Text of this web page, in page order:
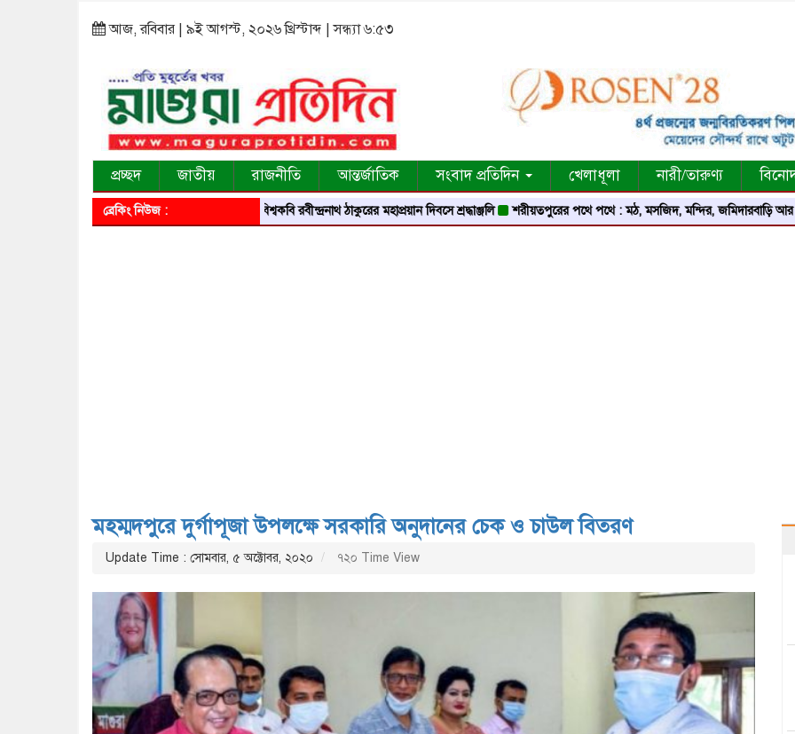
আজ, রবিবার | ৯ই আগস্ট, ২০২৬ খ্রিস্টাব্দ | সন্ধ্যা ৬:৫৩
প্রচ্ছদ জাতীয় রাজনীতি আন্তর্জাতিক সংবাদ প্রতিদিন খেলাধূলা নারী/তারুণ্য
ব্রেকিং নিউজ : বিশ্বকবি রবীন্দ্রনাথ ঠাকুরের মহাপ্রয়ান দিবসে শ্রদ্ধাঞ্জলি শরীয়তপুরের পথে পথে : মঠ, মসজিদ, মন্দির, জমিদারবাড়ি আর
মহম্মদপুরে দুর্গাপূজা উপলক্ষে সরকারি অনুদানের চেক ও চাউল বিতরণ
Update Time : সোমবার, ৫ অক্টোবর, ২০২০ ৭২০ Time View